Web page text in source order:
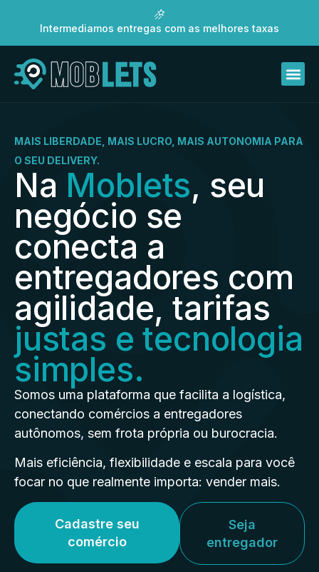
Intermediamos entregas com as melhores taxas
MAIS LIBERDADE, MAIS LUCRO, MAIS AUTONOMIA PARA
O SEU DELIVERY.
Na Moblets, seu
negócio se
conecta a
entregadores com
agilidade, tarifas
justas e tecnologia
simples.
Somos uma plataforma que facilita a logística,
conectando comércios a entregadores
autônomos, sem frota própria ou burocracia.
Mais eficiência, flexibilidade e escala para você
focar no que realmente importa: vender mais.
Cadastre seu
comércio
Seja
entregador